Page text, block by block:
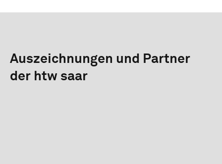
Auszeichnungen und Partner
der htw saar